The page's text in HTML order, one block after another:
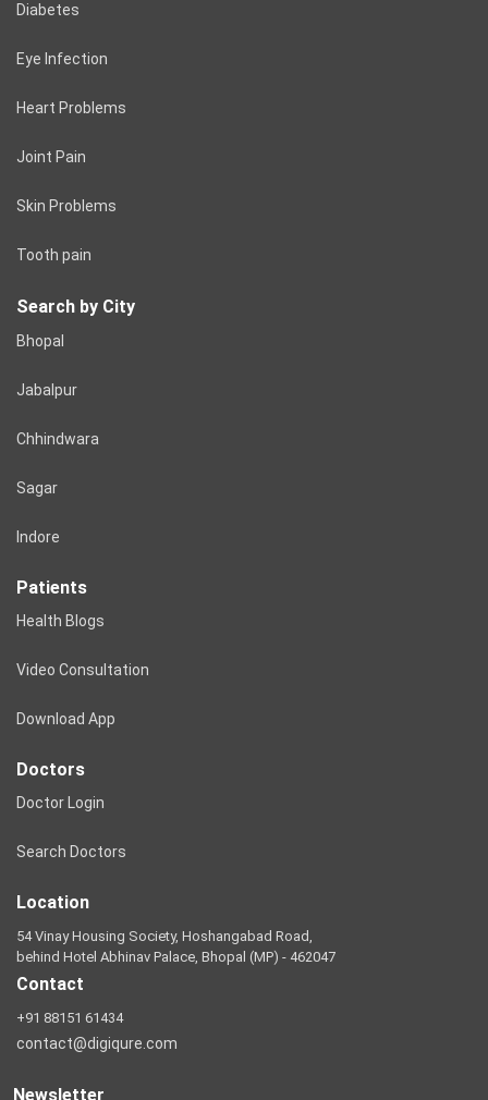
Diabetes
Eye Infection
Heart Problems
Joint Pain
Skin Problems
Tooth pain
Search by City
Bhopal
Jabalpur
Chhindwara
Sagar
Indore
Patients
Health Blogs
Video Consultation
Download App
Doctors
Doctor Login
Search Doctors
Location
54 Vinay Housing Society, Hoshangabad Road,
behind Hotel Abhinav Palace, Bhopal (MP) - 462047
Contact
+91 88151 61434
contact@digiqure.com
Newsletter